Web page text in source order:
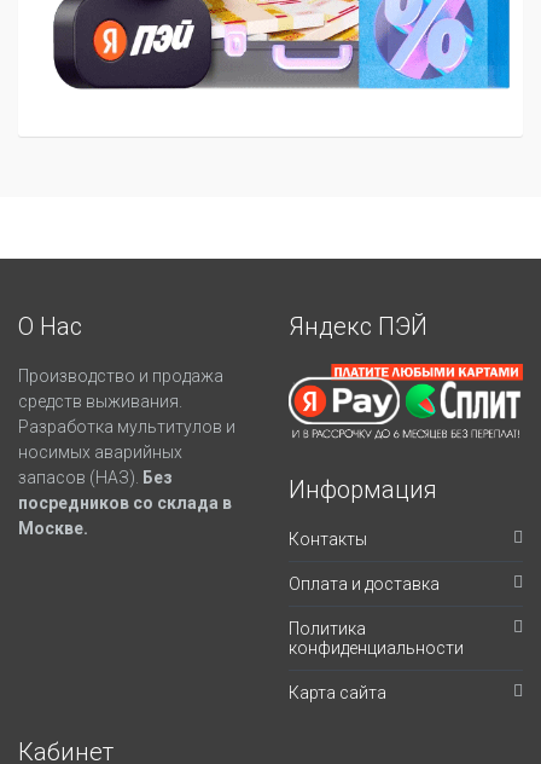
О Нас
Производство и продажа
средств выживания.
Разработка мультитулов и
носимых аварийных
запасов (НАЗ).
Без
посредников со склада в
Москве.
Яндекс ПЭЙ
Информация
Контакты
Оплата и доставка
Политика
конфиденциальности
Карта сайта
Кабинет